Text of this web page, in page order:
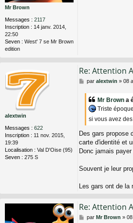
Mr Brown
Messages : 2117
Inscription : 14 janv. 2014,
22:50
Seven : West' 7 se Mr Brown
edition
alextwin
Messages : 622
Inscription : 11 nov. 2015,
19:39
Localisation : Val D'Oise (95)
Seven : 275 S
Re: Attention
M
e
par alextwin » 08
Mr Brown a
Triste époque,
si vous avez
Des gars propose
carte d'identité et
Donc jamais
Souvent je leur
Les gars ont de la
Re: Attention
M
par Mr Brown »